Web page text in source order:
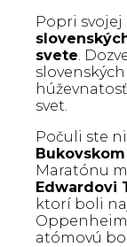
Popri svojej
svete.
svet.
Počuli ste
Bukovskom
Maratónu
Edwardovi
ktorí boli
atómovú